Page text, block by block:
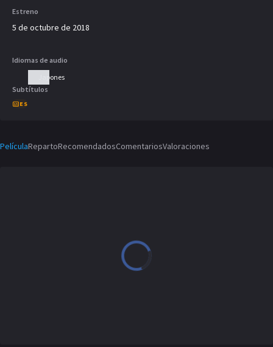
Estreno
5 de octubre de 2018
Idiomas de audio
Japones
Subtítulos
ES
PelículaRepartoRecomendadosComentariosValoraciones